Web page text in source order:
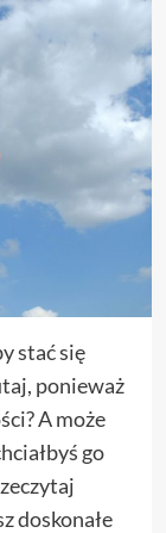
stać się
ponieważ
A może
go
doskonałe